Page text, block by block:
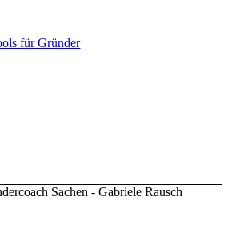
für Gründer
Sachen - Gabriele Rausch